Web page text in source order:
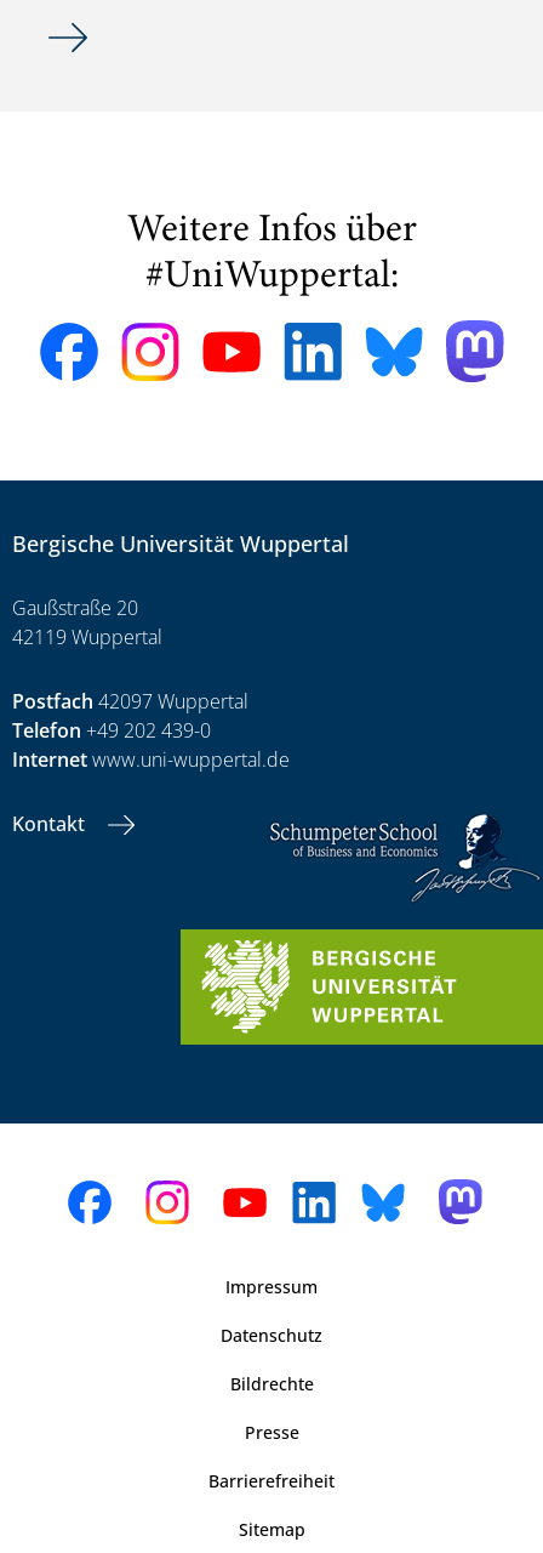
Seminaranmeldung WiSe 25/26
Weitere Infos über
#UniWuppertal:
Bergische Universität Wuppertal
Gaußstraße 20
42119 Wuppertal
Postfach 42097 Wuppertal
Telefon +49 202 439-0
Internetwww.uni-wuppertal.de
Kontakt
Impressum
Datenschutz
Bildrechte
Presse
Barrierefreiheit
Sitemap